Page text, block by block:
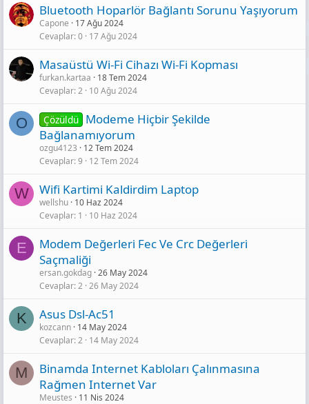
Bluetooth Hoparlör Bağlantı Sorunu Yaşıyorum
Capone
17 Ağu 2024
Cevaplar 0 17 Ağu 2024
Masaüstü Wi-Fi Cihazı Wi-Fi Kopması
furkan.kartaa
18 Tem 2024
Cevaplar 2 10 Ağu 2024
O Çözüldü Modeme Hiçbir Şekilde
Bağlanamıyorum
ozgu4123
12 Tem 2024
Cevaplar 9 12 Tem 2024
W Wifi Kartimi Kaldirdim Laptop
wellshu 10 Haz 2024
Cevaplar 1 10 Haz 2024
E
Modem Değerleri̇ Fec Ve Crc Değerleri̇
Saçmaliği
ersan.gokdag 26 May 2024
Cevaplar 2 26 May 2024
K Asus Dsl-Ac51
kozcann 14 May 2024
Cevaplar 2 14 May 2024
M
Binamda Internet Kabloları Çalınmasına
Rağmen Internet Var
Meustes
11 Nis 2024